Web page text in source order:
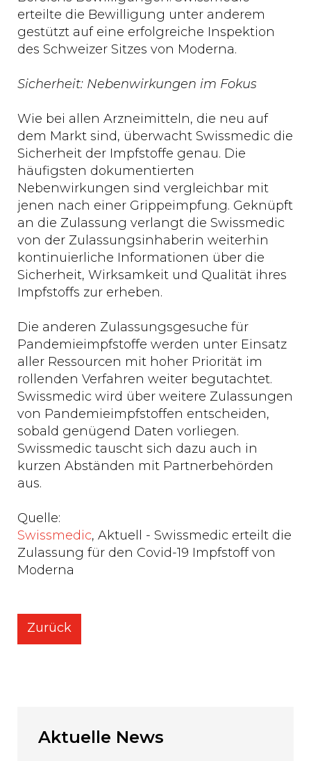
erteilte die Bewilligung unter anderem
gestützt auf eine erfolgreiche Inspektion
des Schweizer Sitzes von Moderna.
Sicherheit: Nebenwirkungen im Fokus
Wie bei allen Arzneimitteln, die neu auf
dem Markt sind, überwacht Swissmedic die
Sicherheit der Impfstoffe genau. Die
häufigsten dokumentierten
Nebenwirkungen sind vergleichbar mit
jenen nach einer Grippeimpfung. Geknüpft
an die Zulassung verlangt die Swissmedic
von der Zulassungsinhaberin weiterhin
kontinuierliche Informationen über die
Sicherheit, Wirksamkeit und Qualität ihres
Impfstoffs zur erheben.
Die anderen Zulassungsgesuche für
Pandemieimpfstoffe werden unter Einsatz
aller Ressourcen mit hoher Priorität im
rollenden Verfahren weiter begutachtet.
Swissmedic wird über weitere Zulassungen
von Pandemieimpfstoffen entscheiden,
sobald genügend Daten vorliegen.
Swissmedic tauscht sich dazu auch in
kurzen Abständen mit Partnerbehörden
aus.
Quelle:
Swissmedic, Aktuell - Swissmedic erteilt die
Zulassung für den Covid-19 Impfstoff von
Moderna
Zurück
Aktuelle News